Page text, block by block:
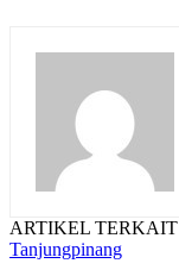
ARTIKEL TERKAIT
Tanjungpinang